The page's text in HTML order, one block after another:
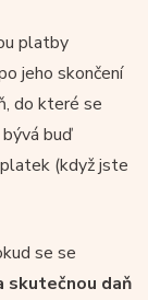
platby
jeho skončení
do které se
buď
(když jste
se se
skutečnou daň